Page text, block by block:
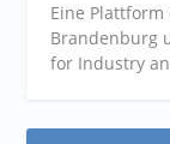
Eine Plattform
Brandenburg
for Industry